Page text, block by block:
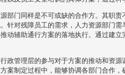
源部门同样是不可或缺的合作方。其职
针对残障员工的需求，人力资源部门
动辅助通行方案的落地执行。通过建
政管理层的参与对于方案的推动和资
案制定过程中，能够协调各部门合作